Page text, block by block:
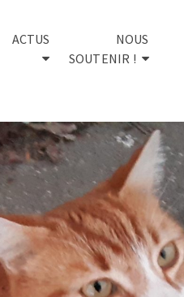
ACTUS
NOUS
SOUTENIR !